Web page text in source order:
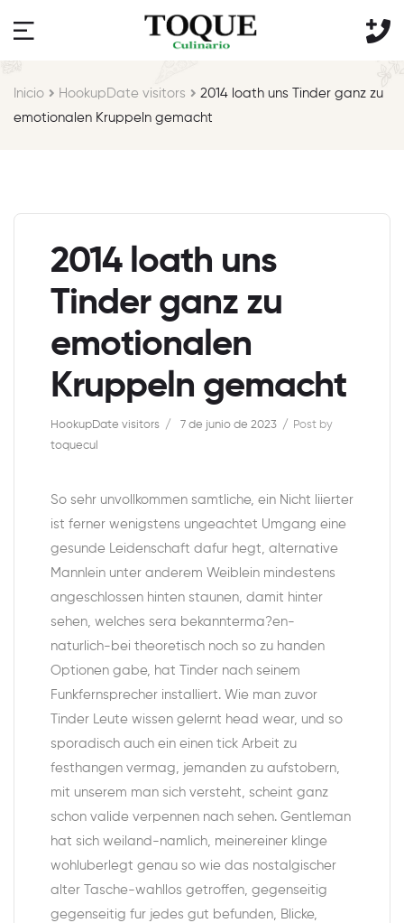
Inicio HookupDate visitors
2014 loath uns Tinder ganz zu
emotionalen Kruppeln gemacht
2014 loath uns
Tinder ganz zu
emotionalen
Kruppeln gemacht
HookupDate visitors 7 de junio de 2023
Post by
toquecul
So sehr unvollkommen samtliche, ein Nicht liierter
ist ferner wenigstens ungeachtet Umgang eine
gesunde Leidenschaft dafur hegt, alternative
Mannlein unter anderem Weiblein mindestens
angeschlossen hinten staunen, damit hinter
sehen, welches sera bekannterma?en-
naturlich-bei theoretisch noch so zu handen
Optionen gabe, hat Tinder nach seinem
Funkfernsprecher installiert. Wie man zuvor
Tinder Leute wissen gelernt head wear, und so
sporadisch auch ein einen tick Arbeit zu
festhangen vermag, jemanden zu aufstobern,
mit unserem man sich versteht, scheint ganz
schon valide verpennen nach sehen. Gentleman
hat sich weiland-namlich, meinereiner klinge
wohluberlegt genau so wie das nostalgischer
alter Tasche-wahllos getroffen, gegenseitig
gegenseitig fur jedes gut befunden, Blicke,